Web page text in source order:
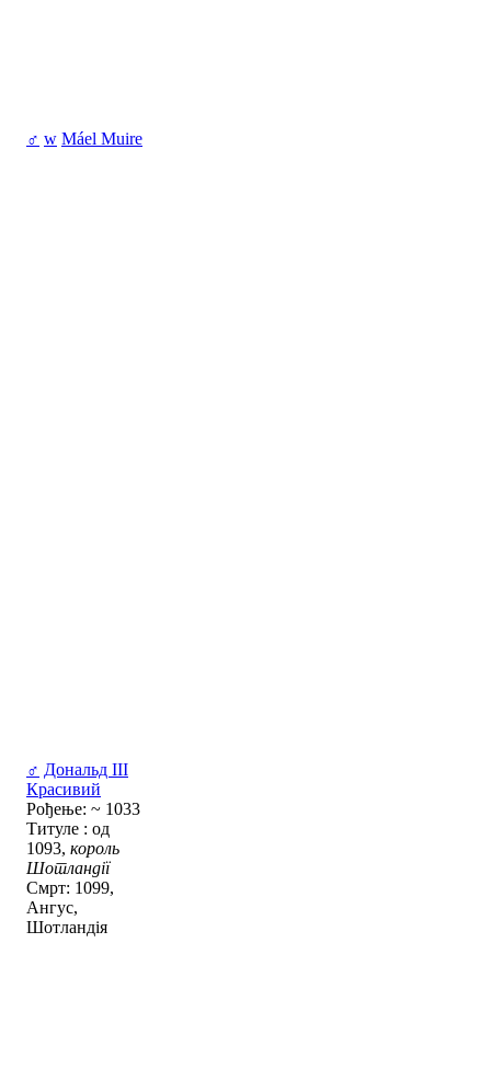
♂ w Máel Muire
♂ Дональд III
Красивий
Рођење: ~ 1033
Титуле : од
1093, король
Шотландії
Смрт: 1099,
Ангус,
Шотландія